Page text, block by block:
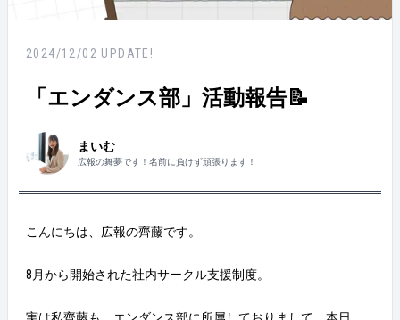
2024/12/02 UPDATE!
「エンダンス部」活動報告📝
まいむ
広報の舞夢です！名前に負けず頑張ります！
こんにちは、広報の齊藤です。
8月から開始された社内サークル支援制度。